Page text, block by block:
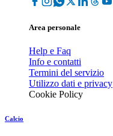
Area personale
Help e Faq
Info e contatti
Termini del servizio
Utilizzo dati e privacy
Cookie Policy
Calcio